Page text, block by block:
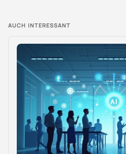
AUCH INTERESSANT